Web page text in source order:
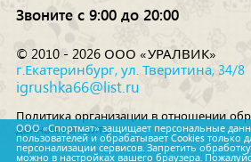
Звоните с 9:00 до 20:00
© 2010 - 2026 ООО «УРАЛВИК»
г.Екатеринбург, ул. Тверитина, 34/8
igrushka66@list.ru
Политика организации в отношении
данных на сайте
ООО «Спортмат» защищает персональные
пользователей и обрабатывает Cookies только
персонализации сервисов. Запретить
можно в настройках вашего браузера.